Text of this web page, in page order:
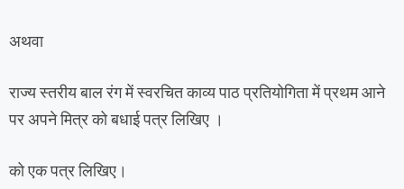
अथवा
राज्य स्तरीय बाल रंग में स्वरचित काव्य पाठ प्रतियोगिता में प्रथम आने
पर अपने मित्र को बधाई पत्र लिखिए ।
को एक पत्र लिखिए।